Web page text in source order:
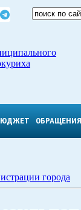
ОБРАЩЕНИЯ
города